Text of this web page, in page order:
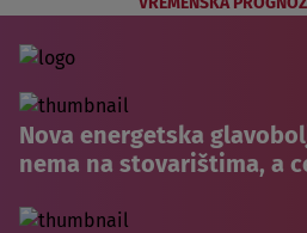
Nova energetska
nema na stovarištima, a